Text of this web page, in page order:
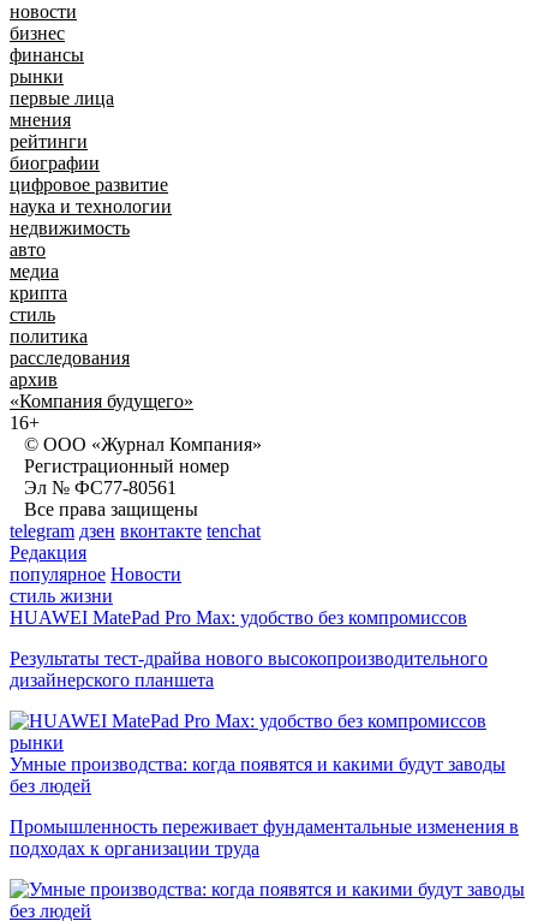
новости
бизнес
финансы
рынки
первые лица
мнения
рейтинги
биографии
цифровое развитие
наука и технологии
недвижимость
авто
медиа
крипта
стиль
политика
расследования
архив
«Компания будущего»
16+
© ООО «Журнал Компания»
Регистрационный номер
Эл № ФС77-80561
Все права защищены
telegram дзен вконтакте tenchat
Редакция
популярное Новости
стиль жизни
HUAWEI MatePad Pro Max: удобство без компромиссов
Результаты тест-драйва нового высокопроизводительного
дизайнерского планшета
рынки
Умные производства: когда появятся и какими будут заводы
без людей
Промышленность переживает фундаментальные изменения в
подходах к организации труда